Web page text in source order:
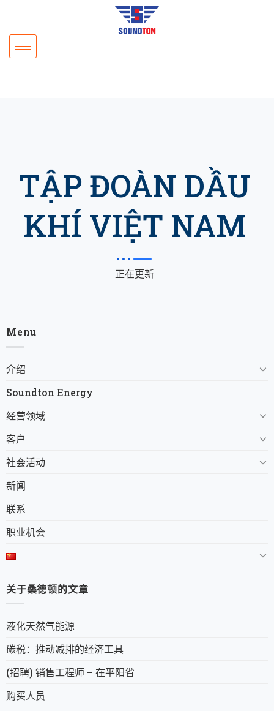
TẬP ĐOÀN DẦU
KHÍ VIỆT NAM
正在更新
Menu
介绍
Soundton Energy
经营领域
客户
社会活动
新闻
联系
职业机会
关于桑德顿的文章
液化天然气能源
碳税：推动减排的经济工具
(招聘) 销售工程师 – 在平阳省
购买人员